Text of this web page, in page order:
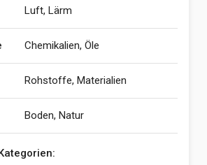
Luft, Lärm
Chemikalien, Öle
Rohstoffe, Materialien
Boden, Natur